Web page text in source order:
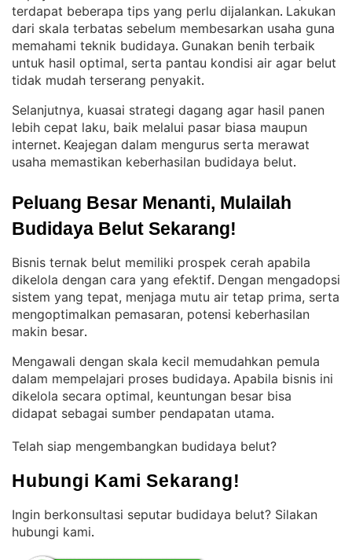
terdapat beberapa tips yang perlu dijalankan. Lakukan
dari skala terbatas sebelum membesarkan usaha guna
memahami teknik budidaya. Gunakan benih terbaik
untuk hasil optimal, serta pantau kondisi air agar belut
tidak mudah terserang penyakit.
Selanjutnya, kuasai strategi dagang agar hasil panen
lebih cepat laku, baik melalui pasar biasa maupun
internet. Keajegan dalam mengurus serta merawat
usaha memastikan keberhasilan budidaya belut.
Peluang Besar Menanti, Mulailah
Budidaya Belut Sekarang!
Bisnis ternak belut memiliki prospek cerah apabila
dikelola dengan cara yang efektif. Dengan mengadopsi
sistem yang tepat, menjaga mutu air tetap prima, serta
mengoptimalkan pemasaran, potensi keberhasilan
makin besar.
Mengawali dengan skala kecil memudahkan pemula
dalam mempelajari proses budidaya. Apabila bisnis ini
dikelola secara optimal, keuntungan besar bisa
didapat sebagai sumber pendapatan utama.
Telah siap mengembangkan budidaya belut?
Hubungi Kami Sekarang!
Ingin berkonsultasi seputar budidaya belut? Silakan
hubungi kami.